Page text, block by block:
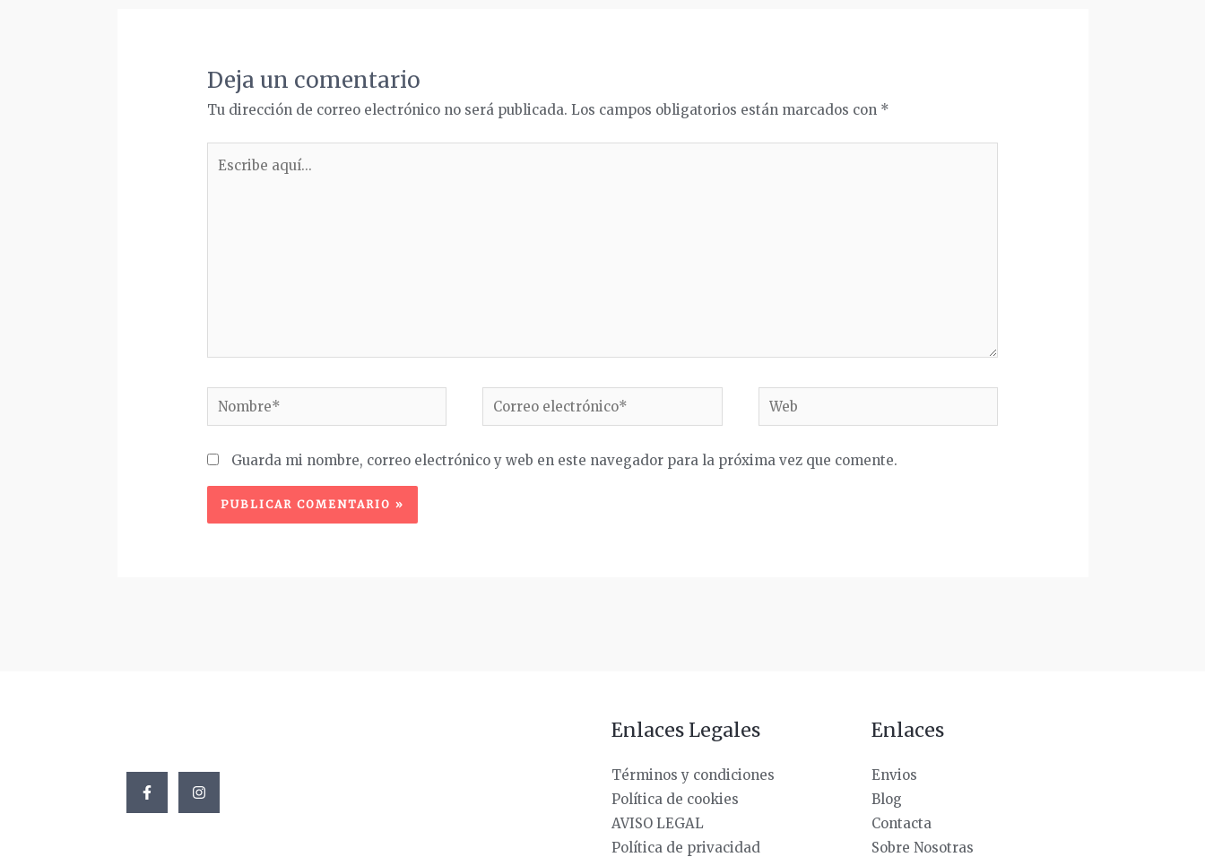
Deja un comentario
Tu dirección de correo electrónico no será publicada. Los campos obligatorios están marcados con *
Nombre*
Correo
electrónico*
Web
Guarda mi nombre, correo electrónico y web en este navegador para la próxima vez que comente.
Enlaces Legales
Términos y condiciones
Política de cookies
AVISO LEGAL
Política de privacidad
Enlaces
Envios
Blog
Contacta
Sobre Nosotras